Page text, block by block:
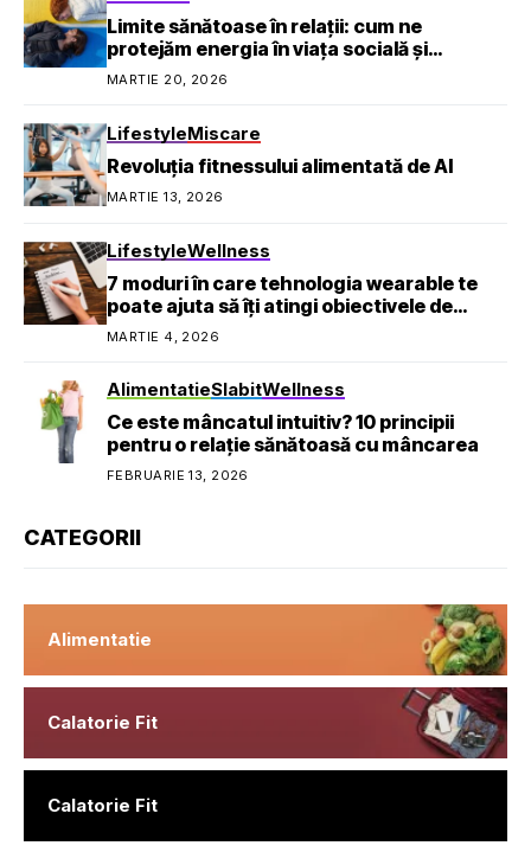
Limite sănătoase în relații: cum ne
protejăm energia în viața socială și
profesională
MARTIE 20, 2026
LifestyleMiscare
Revoluția fitnessului alimentată de AI
MARTIE 13, 2026
LifestyleWellness
7 moduri în care tehnologia wearable te
poate ajuta să îți atingi obiectivele de
sănătate
MARTIE 4, 2026
AlimentatieSlabitWellness
Ce este mâncatul intuitiv? 10 principii
pentru o relație sănătoasă cu mâncarea
FEBRUARIE 13, 2026
CATEGORII
Alimentatie
Calatorie Fit
Calatorie Fit